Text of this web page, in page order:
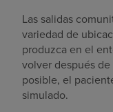
Las salidas
variedad de
produzca en el
volver después
posible, el
simulado.